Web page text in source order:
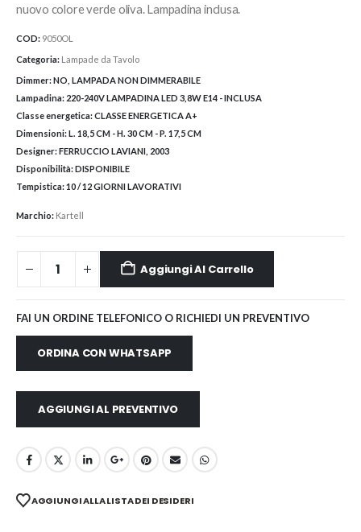
nuovo colore verde oliva. Lampadina inclusa.
COD: 9050OL
Categoria: Lampade da Tavolo
Dimmer:NO, LAMPADA NON DIMMERABILE
Lampadina: 220-240V LAMPADINA LED 3,8W E14 - INCLUSA
Classe energetica:CLASSE ENERGETICA A+
Dimensioni:L. 18,5 CM - H. 30 CM - P. 17,5 CM
Designer:FERRUCCIO LAVIANI, 2003
Disponibilità:DISPONIBILE
Tempistica:10 / 12 GIORNI LAVORATIVI
Marchio: Kartell
Aggiungi Al Carrello
FAI UN ORDINE TELEFONICO O RICHIEDI UN PREVENTIVO
ORDINA CON WHATSAPP
AGGIUNGI AL PREVENTIVO
AGGIUNGI ALLA LISTA DEI DESIDERI